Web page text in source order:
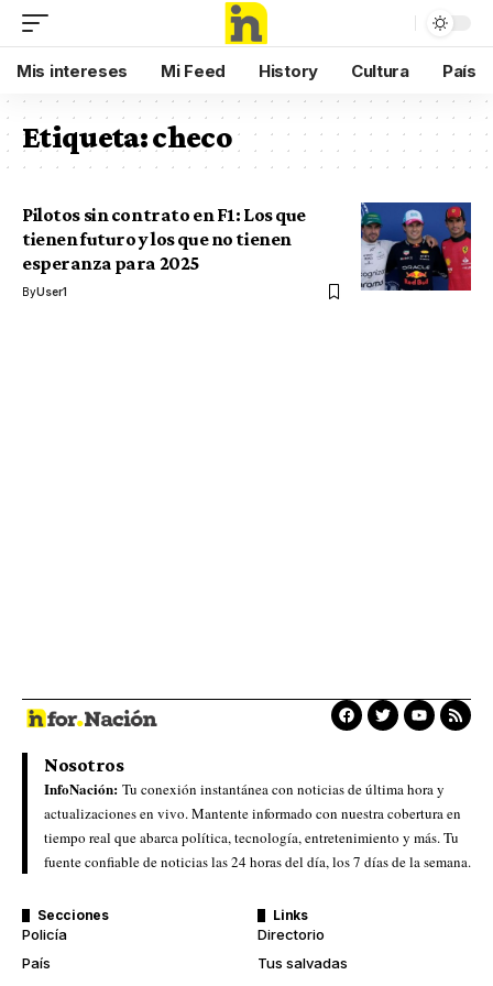
Mis intereses Mi Feed History Cultura País
Etiqueta:checo
Pilotos sin contrato en F1: Los que
tienen futuro y los que no tienen
esperanza para 2025
ByUser1
Nosotros
InfoNación: Tu conexión instantánea con noticias de última hora y
actualizaciones en vivo. Mantente informado con nuestra cobertura en
tiempo real que abarca política, tecnología, entretenimiento y más. Tu
fuente confiable de noticias las 24 horas del día, los 7 días de la semana.
Secciones
Policía
País
Links
Directorio
Tus salvadas